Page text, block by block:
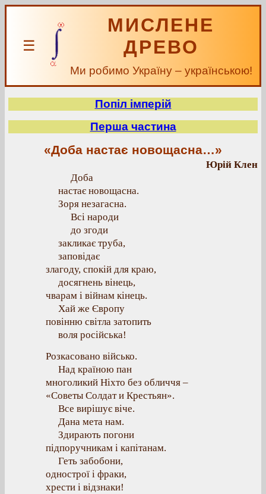
☰
МИСЛЕНЕ
ДРЕВО
Ми робимо Україну – українською!
Попіл імперій
Перша частина
«Доба настає новощасна…»
Юрій Клен
Доба
настає новощасна.
Зоря незагасна.
Всі народи
до згоди
закликає труба,
заповідає
злагоду, спокій для краю,
досягнень вінець,
чварам і війнам кінець.
Хай же Європу
повінню світла затопить
воля російська!
Розкасовано військо.
Над країною пан
многоликий Ніхто без обличчя –
«Советы Солдат и Крестьян».
Все вирішує віче.
Дана мета нам.
Здирають погони
підпоручникам і капітанам.
Геть забобони,
однострої і фраки,
хрести і відзнаки!